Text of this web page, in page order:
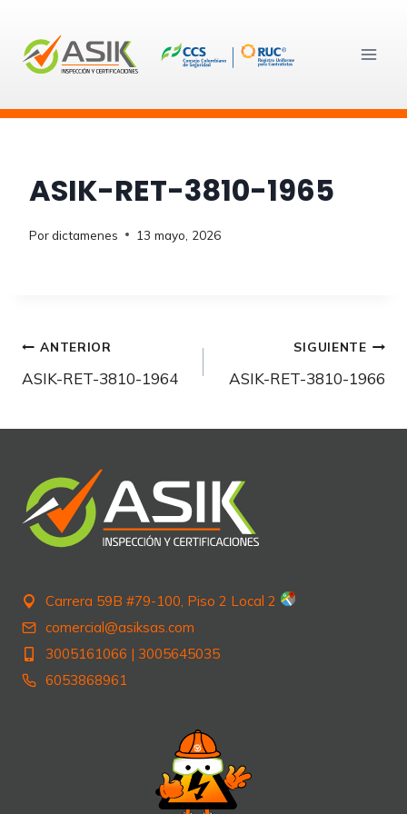
contenido
ASIK-RET-3810-1965
Pordictamenes 13 mayo, 2026
Navegación
de
entradas
ANTERIOR
ASIK-RET-3810-1964
SIGUIENTE
ASIK-RET-3810-1966
Carrera 59B #79-100, Piso 2 Local 2
comercial@asiksas.com
3005161066 | 3005645035
6053868961